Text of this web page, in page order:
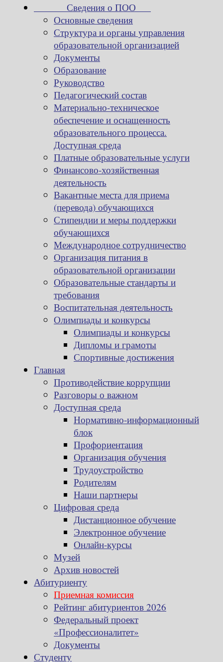
Сведения о ПОО
Основные сведения
Структура и органы управления
образовательной организацией
Документы
Образование
Руководство
Педагогический состав
Материально-техническое
обеспечение и оснащенность
образовательного процесса.
Доступная среда
Платные образовательные услуги
Финансово-хозяйственная
деятельность
Вакантные места для приема
(перевода) обучающихся
Стипендии и меры поддержки
обучающихся
Международное сотрудничество
Организация питания в
образовательной организации
Образовательные стандарты и
требования
Воспитательная деятельность
Олимпиады и конкурсы
Олимпиады и конкурсы
Дипломы и грамоты
Спортивные достижения
Главная
Противодействие коррупции
Разговоры о важном
Доступная среда
Нормативно-информационный
блок
Профориентация
Организация обучения
Трудоустройство
Родителям
Наши партнеры
Цифровая среда
Дистанционное обучение
Электронное обучение
Онлайн-курсы
Музей
Архив новостей
Абитуриенту
Приемная комиссия
Рейтинг абитуриентов 2026
Федеральный проект
«Профессионалитет»
Документы
Студенту